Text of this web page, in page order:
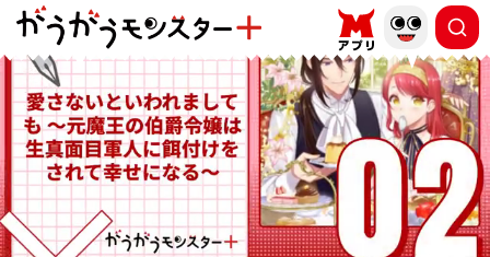
もっと読む